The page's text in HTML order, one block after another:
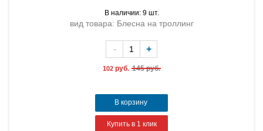
В наличии: 9 шт.
вид товара: Блесна на троллинг
102 руб. 145 руб.
- +
В корзину
Купить в 1 клик